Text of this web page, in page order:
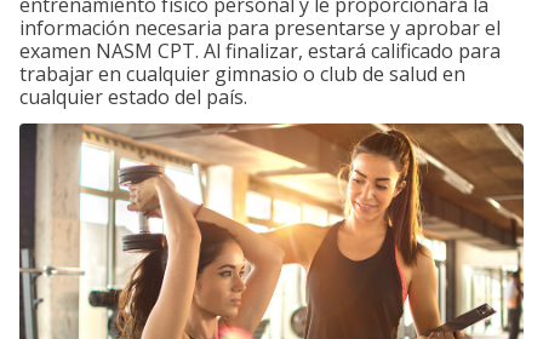
información necesaria para presentarse y aprobar el
examen NASM CPT. Al finalizar, estará calificado para
trabajar en cualquier gimnasio o club de salud en
cualquier estado del país.